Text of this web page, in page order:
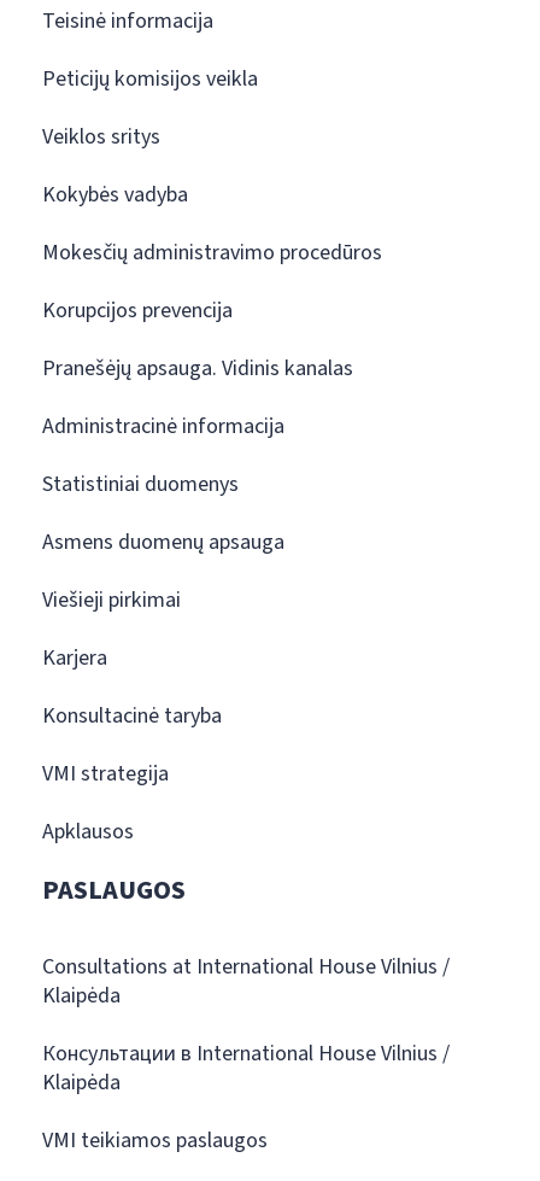
Teisinė informacija
Peticijų komisijos veikla
Veiklos sritys
Kokybės vadyba
Mokesčių administravimo procedūros
Korupcijos prevencija
Pranešėjų apsauga. Vidinis kanalas
Administracinė informacija
Statistiniai duomenys
Asmens duomenų apsauga
Viešieji pirkimai
Karjera
Konsultacinė taryba
VMI strategija
Apklausos
PASLAUGOS
Consultations at International House Vilnius /
Klaipėda
Консультации в International House Vilnius /
Klaipėda
VMI teikiamos paslaugos